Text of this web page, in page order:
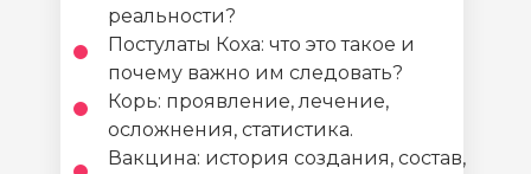
реальности?
Постулаты Коха: что это такое и
почему важно им следовать?
Корь: проявление, лечение,
осложнения, статистика.
Вакцина: история создания, состав,